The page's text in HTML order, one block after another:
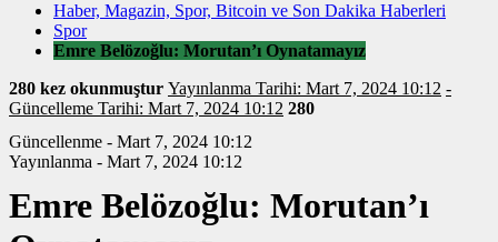
Haber, Magazin, Spor, Bitcoin ve Son Dakika Haberleri
Spor
Emre Belözoğlu: Morutan’ı Oynatamayız
280 kez okunmuştur Yayınlanma Tarihi: Mart 7, 2024 10:12 -
Güncelleme Tarihi: Mart 7, 2024 10:12 280
Güncellenme - Mart 7, 2024 10:12
Yayınlanma - Mart 7, 2024 10:12
Emre Belözoğlu: Morutan’ı